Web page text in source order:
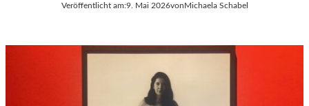
Veröffentlicht am:9. Mai 2026vonMichaela Schabel